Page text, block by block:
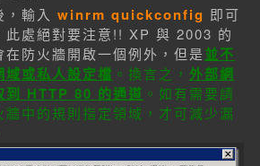
，輸入 winrm quickconfig 即可
此處絕對要注意!! XP 與 2003 的
在防火牆開啟一個例外，但是並不
域或私人設定檔 。換言之， 外部網
到 HTTP 80 的通道 。如有需要請
牆中的規則指定領域，才可減少漏